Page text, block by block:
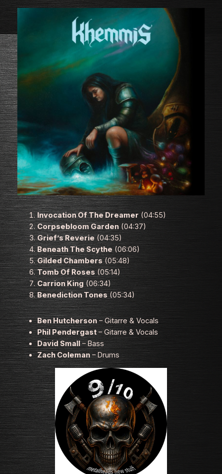
Invocation Of The Dreamer(04:55)
Corpsebloom Garden(04:37)
Grief’s Reverie(04:35)
Beneath The Scythe(06:06)
Gilded Chambers(05:48)
Tomb Of Roses(05:14)
Carrion King(06:34)
Benediction Tones(05:34)
Ben Hutcherson– Gitarre & Vocals
Phil Pendergast– Gitarre & Vocals
David Small– Bass
Zach Coleman– Drums